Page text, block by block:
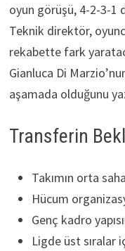
oyun görüşü, 4-2-3-1
Teknik direktör,
rekabette fark
Gianluca Di
aşamada olduğunu
Transferin
Takımın orta
Hücum
Genç kadro
Ligde üst sıralar